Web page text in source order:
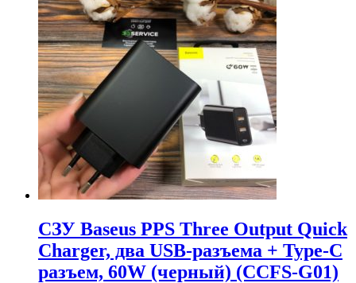
СЗУ Baseus PPS Three Output Quick
Charger, два USB-разъема + Type-C
разъем, 60W (черный) (CCFS-G01)